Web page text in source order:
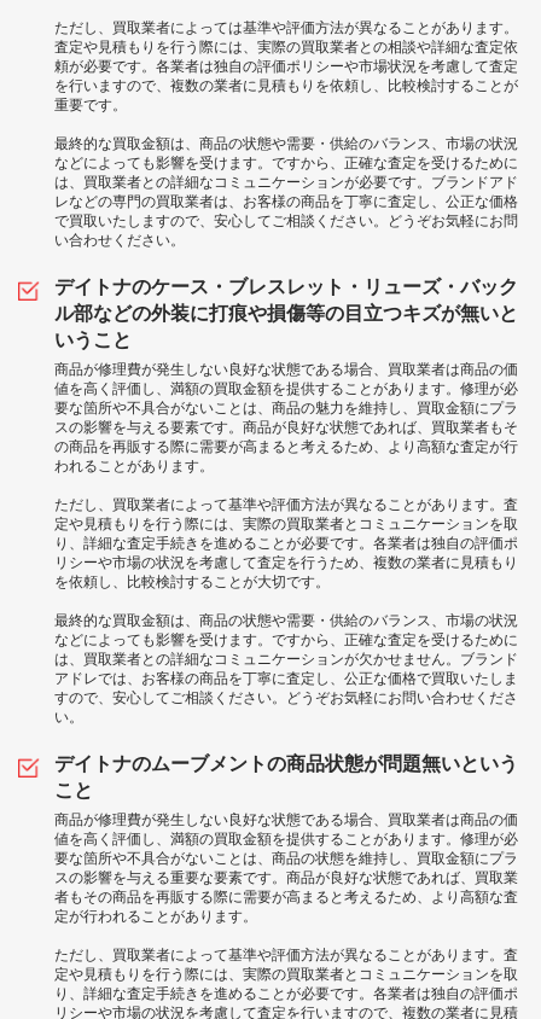
ただし、買取業者によっては基準や評価方法が異なることがあります。
査定や見積もりを行う際には、実際の買取業者との相談や詳細な査定依
頼が必要です。各業者は独自の評価ポリシーや市場状況を考慮して査定
を行いますので、複数の業者に見積もりを依頼し、比較検討することが
重要です。
最終的な買取金額は、商品の状態や需要・供給のバランス、市場の状況
などによっても影響を受けます。ですから、正確な査定を受けるために
は、買取業者との詳細なコミュニケーションが必要です。ブランドアド
レなどの専門の買取業者は、お客様の商品を丁寧に査定し、公正な価格
で買取いたしますので、安心してご相談ください。どうぞお気軽にお問
い合わせください。
デイトナのケース・ブレスレット・リューズ・バック
ル部などの外装に打痕や損傷等の目立つキズが無いと
いうこと
商品が修理費が発生しない良好な状態である場合、買取業者は商品の価
値を高く評価し、満額の買取金額を提供することがあります。修理が必
要な箇所や不具合がないことは、商品の魅力を維持し、買取金額にプラ
スの影響を与える要素です。商品が良好な状態であれば、買取業者もそ
の商品を再販する際に需要が高まると考えるため、より高額な査定が行
われることがあります。
ただし、買取業者によって基準や評価方法が異なることがあります。査
定や見積もりを行う際には、実際の買取業者とコミュニケーションを取
り、詳細な査定手続きを進めることが必要です。各業者は独自の評価ポ
リシーや市場の状況を考慮して査定を行うため、複数の業者に見積もり
を依頼し、比較検討することが大切です。
最終的な買取金額は、商品の状態や需要・供給のバランス、市場の状況
などによっても影響を受けます。ですから、正確な査定を受けるために
は、買取業者との詳細なコミュニケーションが欠かせません。ブランド
アドレでは、お客様の商品を丁寧に査定し、公正な価格で買取いたしま
すので、安心してご相談ください。どうぞお気軽にお問い合わせくださ
い。
デイトナのムーブメントの商品状態が問題無いという
こと
商品が修理費が発生しない良好な状態である場合、買取業者は商品の価
値を高く評価し、満額の買取金額を提供することがあります。修理が必
要な箇所や不具合がないことは、商品の状態を維持し、買取金額にプラ
スの影響を与える重要な要素です。商品が良好な状態であれば、買取業
者もその商品を再販する際に需要が高まると考えるため、より高額な査
定が行われることがあります。
ただし、買取業者によって基準や評価方法が異なることがあります。査
定や見積もりを行う際には、実際の買取業者とコミュニケーションを取
り、詳細な査定手続きを進めることが必要です。各業者は独自の評価ポ
リシーや市場の状況を考慮して査定を行いますので、複数の業者に見積